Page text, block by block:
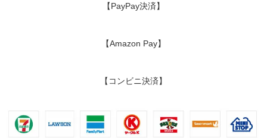
【PayPay決済】
【Amazon Pay】
【コンビニ決済】